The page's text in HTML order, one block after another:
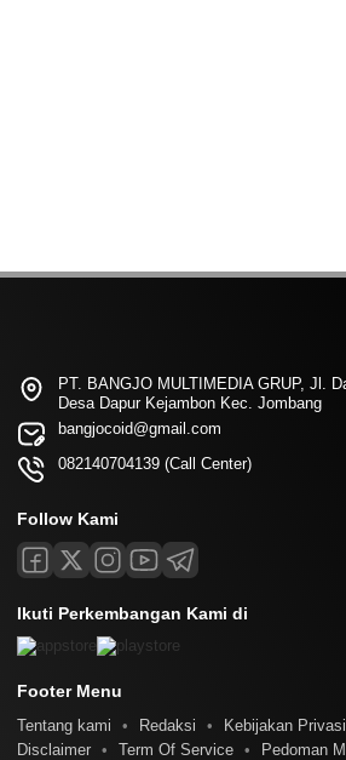
PT. BANGJO MULTIMEDIA GRUP, Jl.
Desa Dapur Kejambon Kec. Jombang
bangjocoid@gmail.com
082140704139 (Call Center)
Follow Kami
Ikuti Perkembangan Kami di
Footer Menu
Tentang kami Redaksi Kebijakan Privasi
Disclaimer
Term Of Service
Pedoman